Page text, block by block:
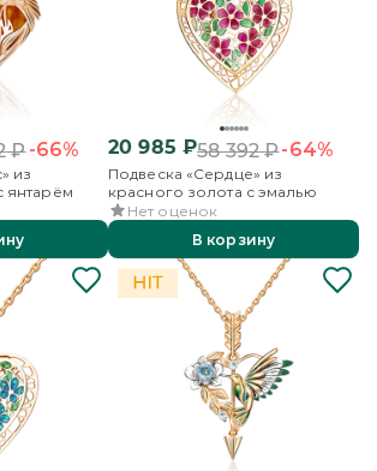
₽-66%
из
янтарём
20 985 ₽58 392₽-64%
Подвеска «Сердце» из
красного золота с эмалью
Нет оценок
В корзину